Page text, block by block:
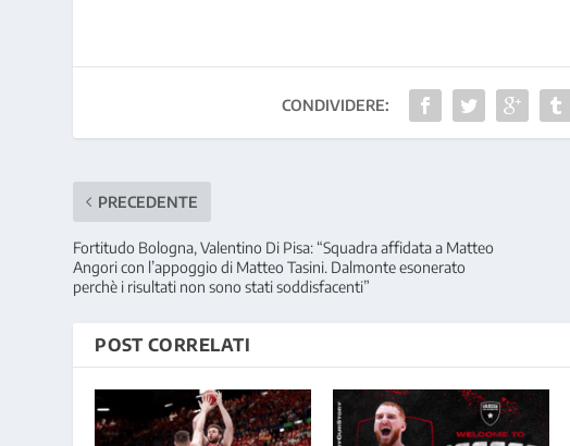
CONDIVIDERE:
PRECEDENTE
Fortitudo Bologna, Valentino Di Pisa: “Squadra affidata a Matteo
Angori con l’appoggio di Matteo Tasini. Dalmonte esonerato
perchè i risultati non sono stati soddisfacenti”
POST CORRELATI